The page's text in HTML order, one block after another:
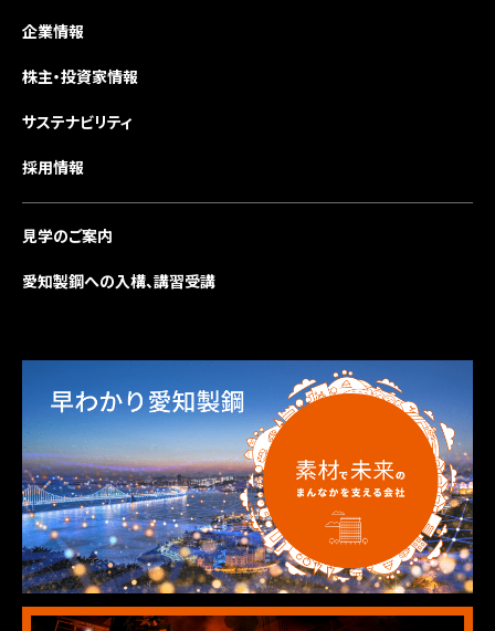
企業情報
株主・投資家情報
サステナビリティ
採用情報
見学のご案内
愛知製鋼への入構、講習受講